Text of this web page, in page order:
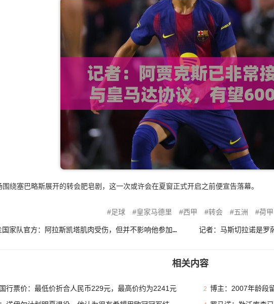
围绕塞巴略斯展开的转会肥皂剧，这一次或许会在夏窗正式开启之前便宣告落幕。
足球 皇家马德里 西甲 转会 五洲 荷甲
乌拉圭国家队官方：阿拉斯凯塔肌肉受伤，但并不影响他参加世界杯
相关内容
行票价：最低价折合人民币229元，最高价约为2241元 2 博主：2007年龄段